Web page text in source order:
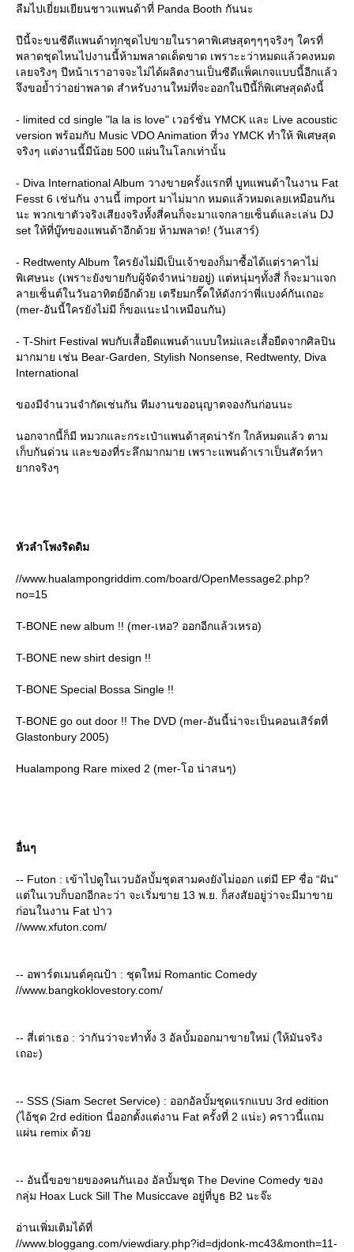
ลืมไปเยี่ยมเยียนชาวแพนด้าที่ Panda Booth กันนะ
ปีนี้จะขนซีดีแพนด้าทุกชุดไปขายในราคาพิเศษสุดๆๆๆจริงๆ ใครที่
พลาดชุดไหนไปงานนี้ห้ามพลาดเด็ดขาด เพราะะว่าหมดแล้วคงหมด
เลยจริงๆ ปีหน้าเราอาจจะไม่ได้ผลิตงานเป็นซีดีแพ็คเกจแบบนี้อีกแล้ว
จึงขอย้ำว่าอย่าพลาด สำหรับงานใหม่ที่จะออกในปีนี้ก็พิเศษสุดดังนี้
- limited cd single "la la is love" เวอร์ชั่น YMCK และ Live acoustic
version พร้อมกับ Music VDO Animation ที่วง YMCK ทำให้ พิเศษสุด
จริงๆ แต่งานนี้มีน้อย 500 แผ่นในโลกเท่านั้น
- Diva International Album วางขายครั้งแรกที่ บูทแพนด้าในงาน Fat
Fesst 6 เช่นกัน งานนี้ import มาไม่มาก หมดแล้วหมดเลยเหมือนกัน
นะ พวกเขาตัวจริงเสียงจริงทั้งสี่คนก็จะมาแจกลายเซ็นต์และเล่น DJ
set ให้ที่บู๊ทของแพนด้าอีกด้วย ห้ามพลาด! (วันเสาร์)
- Redtwenty Album ใครยังไม่มีเป็นเจ้าของก็มาซื้อได้แต่ราคาไม่
พิเศษนะ (เพราะยังขายกับผู้จัดจำหน่ายอยู่) แต่หนุ่มๆทั้งสี่ ก็จะมาแจก
ลายเซ็นต์ในวันอาทิตย์อีกด้วย เตรียมกรี๊ดให้ดังกว่าพี่แบงค์กันเถอะ
(mer-อันนี้ใครยังไม่มี ก็ขอแนะนำเหมือนกัน)
- T-Shirt Festival พบกับเสื้อยืดแพนด้าแบบใหม่และเสื้อยืดจากศิลปิน
มากมาย เช่น Bear-Garden, Stylish Nonsense, Redtwenty, Diva
International
ของมีจำนวนจำกัดเช่นกัน ทีมงานขออนุญาตจองกันก่อนนะ
นอกจากนี้ก็มี หมวกและกระเป๋าแพนด้าสุดน่ารัก ใกล้หมดแล้ว ตาม
เก็บกันด่วน และของที่ระลึกมากมาย เพราะแพนด้าเราเป็นสัตว์หา
ากจริงๆ
หัวลำโพงริดดิม
//www.hualampongriddim.com/board/OpenMessage2.php?
no=15
T-BONE new album !! (mer-เหอ? ออกอีกแล้วเหรอ)
T-BONE new shirt design !!
T-BONE Special Bossa Single !!
T-BONE go out door !! The DVD (mer-อันนี้น่าจะเป็นคอนเสิร์ตที่
Glastonbury 2005)
Hualampong Rare mixed 2 (mer-โอ น่าสนๆ)
อื่นๆ
-- Futon : เข้าไปดูในเวบอัลบั้มชุดสามคงยังไม่ออก แต่มี EP ชื่อ “ฝัน”
ต่ในเวบก็บอกอีกละว่า จะเริ่มขาย 13 พ.ย. ก็สงสัยอยู่ว่าจะมีมาขา
ก่อนในงาน Fat ป่าว
//www.xfuton.com/
-- อพาร์ตเมนต์คุณป้า : ชุดใหม่ Romantic Comedy
//www.bangkoklovestory.com/
-- สี่เต่าเธอ : ว่ากันว่าจะทำทั้ง 3 อัลบั้มออกมาขายใหม่ (ให้มันจริง
เถอะ)
-- SSS (Siam Secret Service) : ออกอัลบั้มชุดแรกแบบ 3rd edition
(ไอ้ชุด 2rd edition นี่ออกตั้งแต่งาน Fat ครั้งที่ 2 แน่ะ) คราวนี้แถม
ผ่น remix ด้ว
-- อันนี้ขอขายของคนกันเอง อัลบั้มชุด The Devine Comedy ของ
กลุ่ม Hoax Luck Sill The Musiccave อยู่ที่บูธ B2 นะจ๊ะ
อ่านเพิ่มเติมได้ที่
//www.bloggang.com/viewdiary.php?id=djdonk-mc43&month=11-